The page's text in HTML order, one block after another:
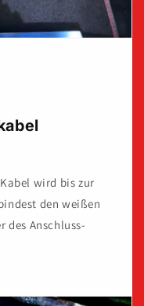
wird bis zur
den weißen
des Anschluss-